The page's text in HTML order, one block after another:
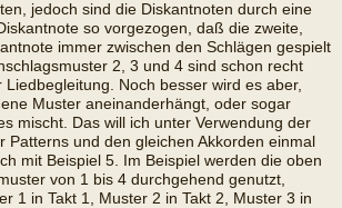
jedoch sind die Diskantnoten durch eine
so vorgezogen, daß die zweite,
immer zwischen den Schlägen gespielt
2, 3 und 4 sind schon recht
Liedbegleitung. Noch besser wird es aber,
Muster aneinanderhängt, oder sogar
mischt. Das will ich unter Verwendung der
Patterns und den gleichen Akkorden einmal
mit Beispiel 5. Im Beispiel werden die oben
von 1 bis 4 durchgehend genutzt,
1 in Takt 1, Muster 2 in Takt 2, Muster 3 in